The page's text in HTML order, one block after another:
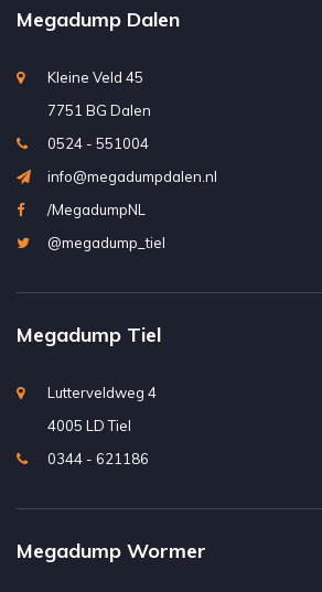
Megadump Dalen
Kleine Veld 45
7751 BG Dalen
0524 - 551004
info@megadumpdalen.nl
/MegadumpNL
@megadump_tiel
Megadump Tiel
Lutterveldweg 4
4005 LD Tiel
0344 - 621186
Megadump Wormer